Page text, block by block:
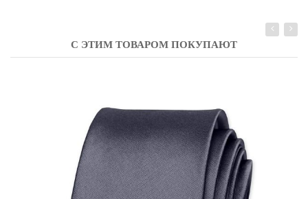
С ЭТИМ ТОВАРОМ ПОКУПАЮТ